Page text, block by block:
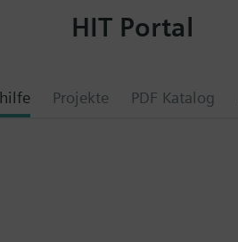
Projekte PDF Katalog
HIT Portal